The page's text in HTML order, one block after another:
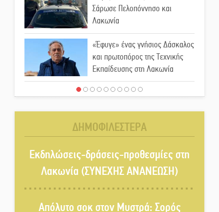
Σάρωσε Πελοπόννησο και
Λακωνία
«Έφυγε» ένας γνήσιος Δάσκαλος
και πρωτοπόρος της Τεχνικής
Εκπαίδευσης στη Λακωνία
«Κλειστά» ανοιχτά προαύλια
Πετρίνα: Αντάμωμα με μουσική,
χορό και παράδοση
Σωτήρια επέμβαση για ναυτικό
ανοιχτά του Γυθείου
ΔΗΜΟΦΙΛΕΣΤΕΡΑ
Εκδηλώσεις-δράσεις-προθεσμίες στη
Λακωνία (ΣΥΝΕΧΗΣ ΑΝΑΝΕΩΣΗ)
Απόλυτο σοκ στον Μυστρά: Σορός